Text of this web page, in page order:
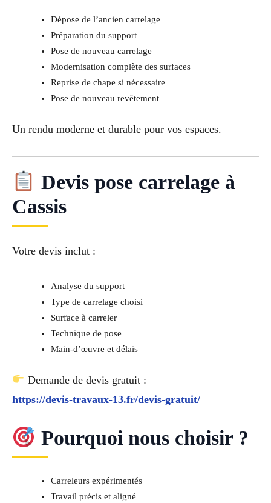
Dépose de l’ancien carrelage
Préparation du support
Pose de nouveau carrelage
Modernisation complète des surfaces
Reprise de chape si nécessaire
Pose de nouveau revêtement
Un rendu moderne et durable pour vos espaces.
Devis pose carrelage à
Cassis
Votre devis inclut :
Analyse du support
Type de carrelage choisi
Surface à carreler
Technique de pose
Main-d’œuvre et délais
Demande de devis gratuit :
https://devis-travaux-13.fr/devis-gratuit/
Pourquoi nous choisir ?
Carreleurs expérimentés
Travail précis et aligné